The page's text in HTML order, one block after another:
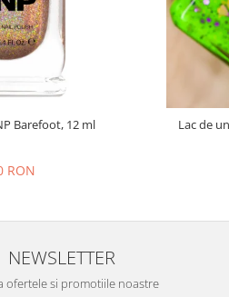
Barefoot, 12 ml
RON
Lac de
NEWSLETTER
ofertele si promotiile noastre